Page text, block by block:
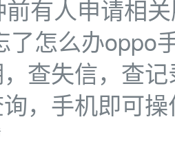
有人申请相
了怎么办oppo
查失信，查
，手机即可操